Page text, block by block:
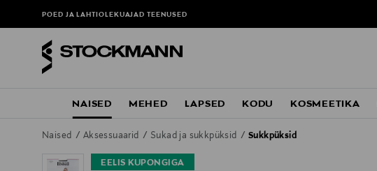
POED JA LAHTIOLEKUAJADTEENUSED
NAISED MEHED LAPSED KODU KOSMEETIKA
Naised Aksessuaarid Sukad ja sukkpüksid Sukkpüksid
EELIS KUPONGIGA